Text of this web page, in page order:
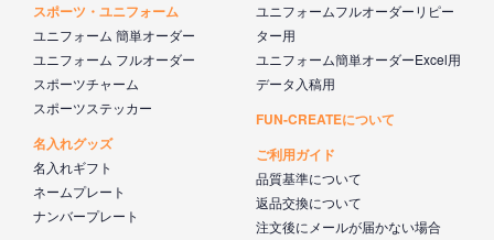
スポーツ・ユニフォーム
ユニフォーム 簡単オーダー
ユニフォーム フルオーダー
スポーツチャーム
スポーツステッカー
名入れグッズ
名入れギフト
ネームプレート
ナンバープレート
ユニフォームフルオーダーリピー
ター用
ユニフォーム簡単オーダーExcel用
データ入稿用
FUN-CREATEについて
ご利用ガイド
品質基準について
返品交換について
注文後にメールが届かない場合